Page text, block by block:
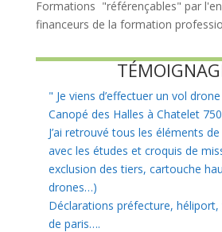
Formations "référençables" par
financeurs de la formation
" Je viens d’effectuer un vol
Canopé des Halles à Chatelet
J’ai retrouvé tous les éléments
avec les études et croquis de
exclusion des tiers, cartouche
drones…)
Déclarations préfecture,
de paris….